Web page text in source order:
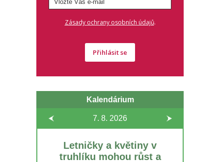
Zásady ochrany osobních údajů.
Přihlásit se
Kalendárium
7. 8. 2026
Letničky a květiny v
truhlíku mohou růst a